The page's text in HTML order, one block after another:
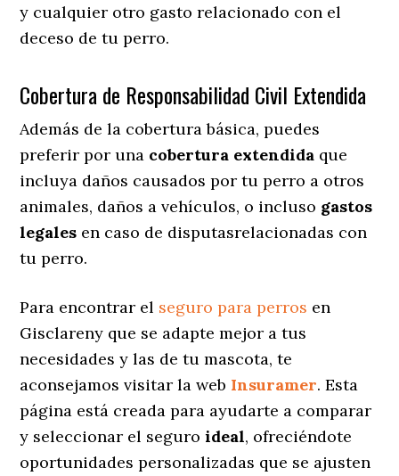
y cualquier otro gasto relacionado con el
deceso de tu perro.
Cobertura de Responsabilidad Civil Extendida
Además de la cobertura básica, puedes
preferir por una cobertura extendida que
incluya daños causados por tu perro a otros
animales, daños a vehículos, o incluso gastos
legales en caso de disputasrelacionadas con
tu perro.
Para encontrar el seguro para perros en
Gisclareny que se adapte mejor a tus
necesidades y las de tu mascota, te
aconsejamos visitar la web Insuramer. Esta
página está creada para ayudarte a comparar
y seleccionar el seguroideal, ofreciéndote
oportunidades personalizadas que se ajusten